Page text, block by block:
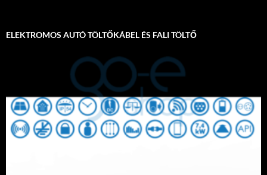
ELEKTROMOS AUTÓ TÖLTŐKÁBEL ÉS FALI TÖLTŐ